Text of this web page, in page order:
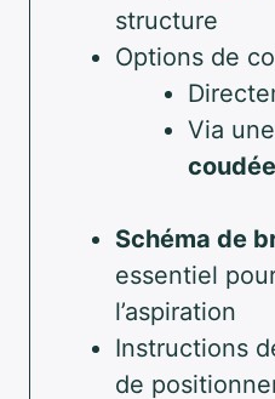
structure
Options de
Via une
coudée
Schéma de
essentiel
l’aspiration
Instructions
de